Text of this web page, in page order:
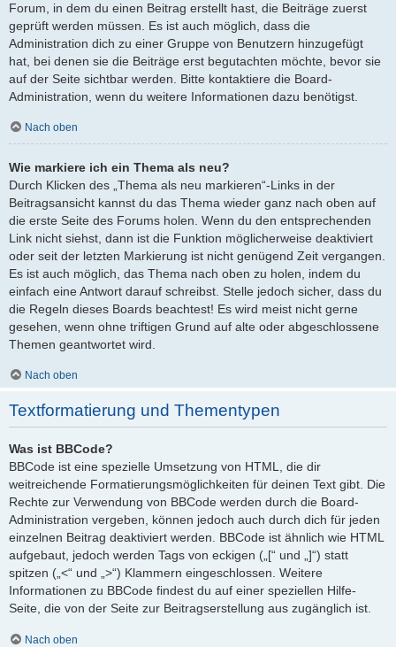
Forum, in dem du einen Beitrag erstellt hast, die Beiträge zuerst
geprüft werden müssen. Es ist auch möglich, dass die
Administration dich zu einer Gruppe von Benutzern hinzugefügt
hat, bei denen sie die Beiträge erst begutachten möchte, bevor sie
auf der Seite sichtbar werden. Bitte kontaktiere die Board-
Administration, wenn du weitere Informationen dazu benötigst.
Nach oben
Wie markiere ich ein Thema als neu?
Durch Klicken des „Thema als neu markieren“-Links in der
Beitragsansicht kannst du das Thema wieder ganz nach oben auf
die erste Seite des Forums holen. Wenn du den entsprechenden
Link nicht siehst, dann ist die Funktion möglicherweise deaktiviert
oder seit der letzten Markierung ist nicht genügend Zeit vergangen.
Es ist auch möglich, das Thema nach oben zu holen, indem du
einfach eine Antwort darauf schreibst. Stelle jedoch sicher, dass du
die Regeln dieses Boards beachtest! Es wird meist nicht gerne
gesehen, wenn ohne triftigen Grund auf alte oder abgeschlossene
Themen geantwortet wird.
Nach oben
Textformatierung und Thementypen
Was ist BBCode?
BBCode ist eine spezielle Umsetzung von HTML, die dir
weitreichende Formatierungsmöglichkeiten für deinen Text gibt. Die
Rechte zur Verwendung von BBCode werden durch die Board-
Administration vergeben, können jedoch auch durch dich für jeden
einzelnen Beitrag deaktiviert werden. BBCode ist ähnlich wie HTML
aufgebaut, jedoch werden Tags von eckigen („[“ und „]“) statt
spitzen („<“ und „>“) Klammern eingeschlossen. Weitere
Informationen zu BBCode findest du auf einer speziellen Hilfe-
Seite, die von der Seite zur Beitragserstellung aus zugänglich ist.
Nach oben